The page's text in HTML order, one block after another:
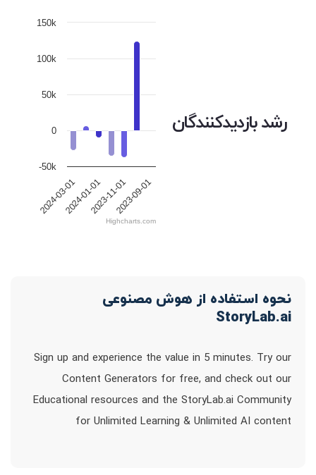
رشد بازدیدکنندگان
2024-03-012024-01-012023-11-012023-09-01
-50k
0
50k
100k
150k
Highcharts.com
نحوه استفاده از هوش مصنوعی
StoryLab.ai
Sign up and experience the value in 5 minutes. Try our
Content Generators for free, and check out our
Educational resources and the StoryLab.ai Community
for Unlimited Learning & Unlimited AI content